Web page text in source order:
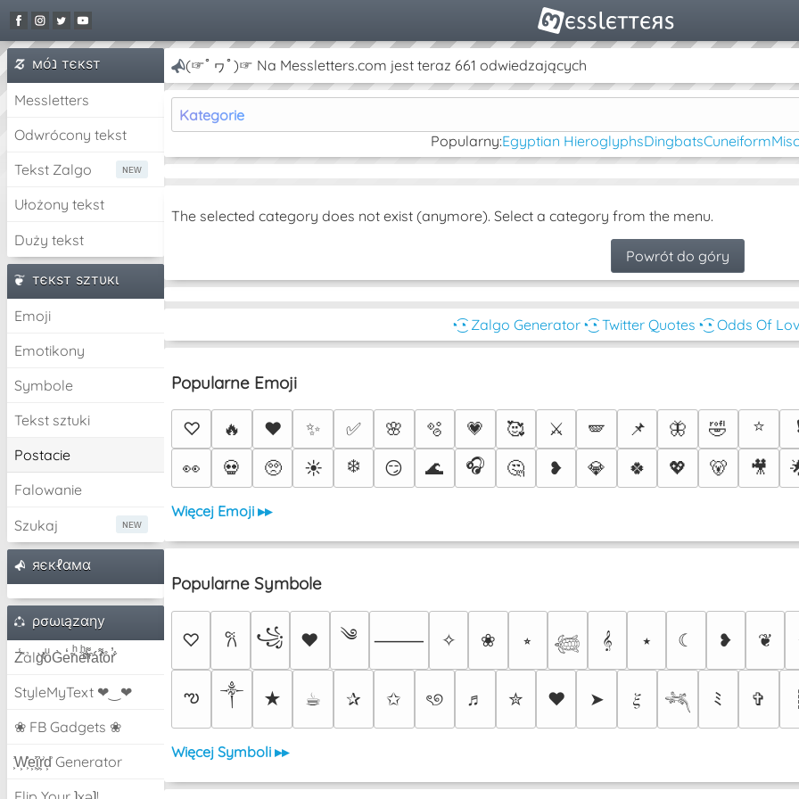
мóנ тєкѕт
Messletters
Odwrócony tekst
Tekst Zalgo
Ułożony tekst
Duży tekst
тєкѕт ѕzтυкι
Emoji
Emotikony
Symbole
Tekst sztuki
Postacie
Falowanie
Szukaj
яєкℓαмα
ρσωιązαηу
Z̾̽ảlg̀͐ͭ̽oͧG̀e̒̃nͪȅͪͫ̏̐r͌̑á͑t͌̑͛o̊r̓̐
StyleMyText ❤‿❤
❀ FB Gadgets ❀
͕͗W͕͕͗͗e͕͕͗͗i͕͕͗͗r͕͗d͕͗ Generator
(☞ﾟヮﾟ)☞ Na Messletters.com jest teraz 661 odwiedzających
Kategorie
Popularny:Egyptian HieroglyphsDingbatsCuneiform
The selected category does not exist (anymore). Select a category from the menu.
Powrót do góry
◔͜͡◔ Zalgo Generator ◔͜͡◔ Twitter Quotes ◔͜͡◔ Odds Of
Popularne Emoji
♡ 🔥 ❤️ ✨ ✅ 🌸 🫧 💗 🥰 ⚔️ 🪽 📌 🦋 🤣 ⭐
👀
💀 🥺 ☀️ ❄️ 😏 🌊 🎧 🤔 ❥ 💎 🍀 💖 🐻 🎥
Więcej Emoji ▸▸
Popularne Symbole
♡ 𐙚 ꧁ ♥ ༄ ⸻ ✧ ❀ ⭒ 𓆉 𝄞 ⭑ ☾ ❥ ❦
ఌ ༒︎ ★ ☕︎ ✰ ✩ ৎ୭ ♬ ✮ ❤ ➤ 𝜉 𓆈 ﾐ ✞ ┊
Więcej Symboli ▸▸